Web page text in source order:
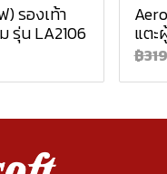
) รองเท้า
รุ่น LA2106 แต
฿319